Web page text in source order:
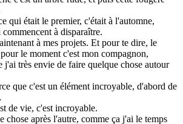
qui était le premier, c'était à l'automne,
à disparaître.
à mes projets. Et pour te dire, le
le moment c'est mon compagnon,
j'ai très envie de faire quelque chose autour
que c'est un élément incroyable, d'abord de
de vie, c'est incroyable.
chose après l'autre, comme ça j'ai le temps